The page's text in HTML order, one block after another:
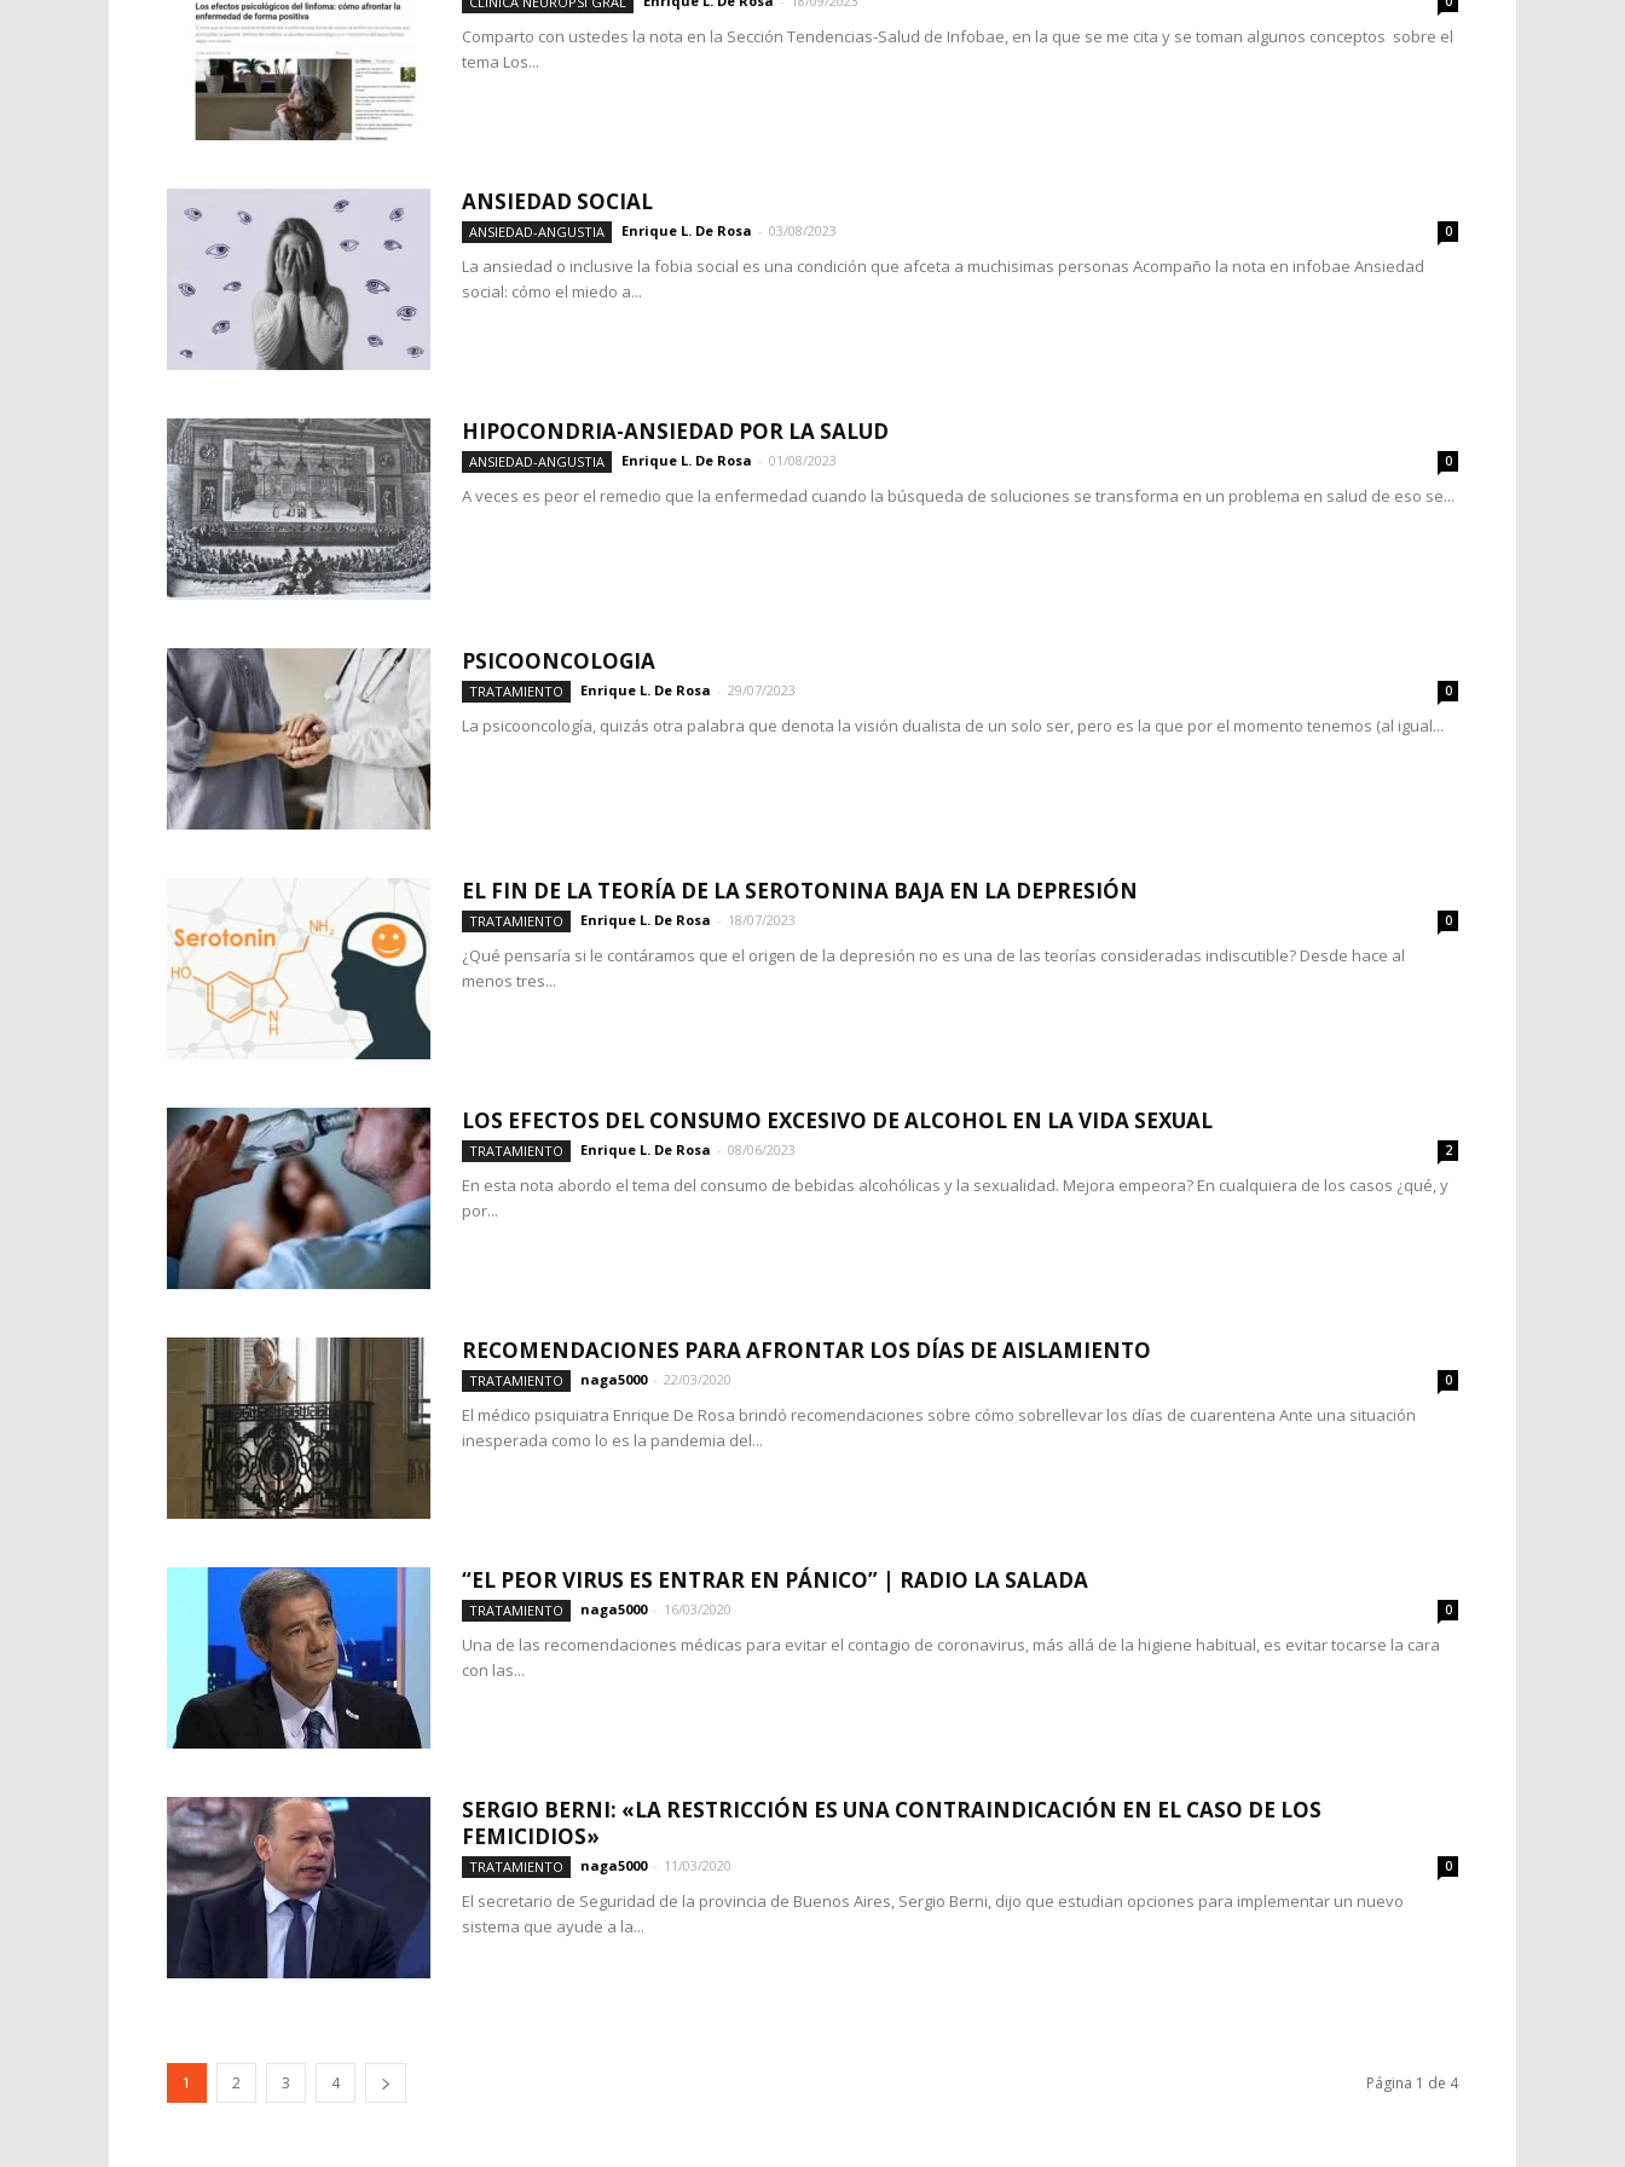
Comparto con ustedes la nota en la Sección Tendencias-Salud de Infobae, en la que se me cita y se toman algunos conceptos sobre el
tema Los...
ANSIEDAD SOCIAL
ANSIEDAD-ANGUSTIA Enrique L. De Rosa - 03/08/2023 0
La ansiedad o inclusive la fobia social es una condición que afceta a muchisimas personas Acompaño la nota en infobae Ansiedad
social: cómo el miedo a...
HIPOCONDRIA-ANSIEDAD POR LA SALUD
ANSIEDAD-ANGUSTIA Enrique L. De Rosa - 01/08/2023 0
A veces es peor el remedio que la enfermedad cuando la búsqueda de soluciones se transforma en un problema en salud de eso se...
PSICOONCOLOGIA
TRATAMIENTO Enrique L. De Rosa - 29/07/2023 0
La psicooncología, quizás otra palabra que denota la visión dualista de un solo ser, pero es la que por el momento tenemos (al igual...
EL FIN DE LA TEORÍA DE LA SEROTONINA BAJA EN LA DEPRESIÓN
TRATAMIENTO Enrique L. De Rosa - 18/07/2023 0
¿Qué pensaría si le contáramos que el origen de la depresión no es una de las teorías consideradas indiscutible? Desde hace al
menos tres...
LOS EFECTOS DEL CONSUMO EXCESIVO DE ALCOHOL EN LA VIDA SEXUAL
TRATAMIENTO Enrique L. De Rosa - 08/06/2023 2
En esta nota abordo el tema del consumo de bebidas alcohólicas y la sexualidad. Mejora empeora? En cualquiera de los casos ¿qué, y
por...
RECOMENDACIONES PARA AFRONTAR LOS DÍAS DE AISLAMIENTO
TRATAMIENTO naga5000 - 22/03/2020 0
El médico psiquiatra Enrique De Rosa brindó recomendaciones sobre cómo sobrellevar los días de cuarentena Ante una situación
inesperada como lo es la pandemia del...
“EL PEOR VIRUS ES ENTRAR EN PÁNICO” | RADIO LA SALADA
TRATAMIENTO naga5000 - 16/03/2020 0
Una de las recomendaciones médicas para evitar el contagio de coronavirus, más allá de la higiene habitual, es evitar tocarse la cara
con las...
SERGIO BERNI: «LA RESTRICCIÓN ES UNA CONTRAINDICACIÓN EN EL CASO DE LOS
FEMICIDIOS»
TRATAMIENTO naga5000 - 11/03/2020 0
El secretario de Seguridad de la provincia de Buenos Aires, Sergio Berni, dijo que estudian opciones para implementar un nuevo
sistema que ayude a la...
1 2 3 4 Página 1 de 4